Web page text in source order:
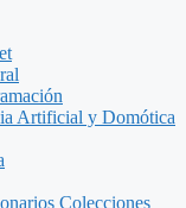
Artificial y Domótica
Colecciones